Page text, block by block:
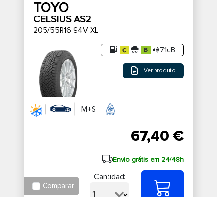
TOYO
CELSIUS AS2
205/55R16 94V XL
71dB
Ver produto
M+S
67,40 €
Envio grátis em 24/48h
Comparar
Cantidad: